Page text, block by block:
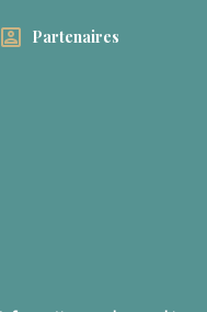
Partenaires